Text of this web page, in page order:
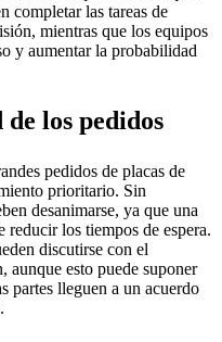
completar las tareas de
mientras que los equipos
y aumentar la probabilidad
los pedidos
pedidos de placas de
prioritario. Sin
desanimarse, ya que una
los tiempos de espera.
discutirse con el
aunque esto puede suponer
partes lleguen a un acuerdo